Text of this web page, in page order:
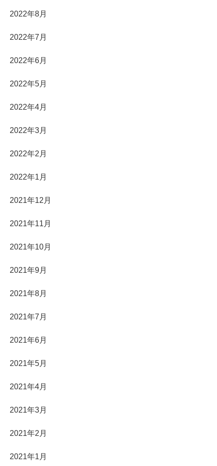
2022年8月
2022年7月
2022年6月
2022年5月
2022年4月
2022年3月
2022年2月
2022年1月
2021年12月
2021年11月
2021年10月
2021年9月
2021年8月
2021年7月
2021年6月
2021年5月
2021年4月
2021年3月
2021年2月
2021年1月